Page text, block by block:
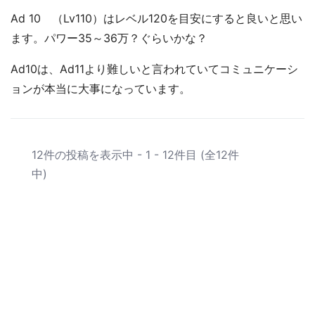
Ad 10 （Lv110）はレベル120を目安にすると良いと思い
ます。パワー35～36万？ぐらいかな？
Ad10は、Ad11より難しいと言われていてコミュニケーシ
ョンが本当に大事になっています。
12件の投稿を表示中 - 1 - 12件目 (全12件
中)